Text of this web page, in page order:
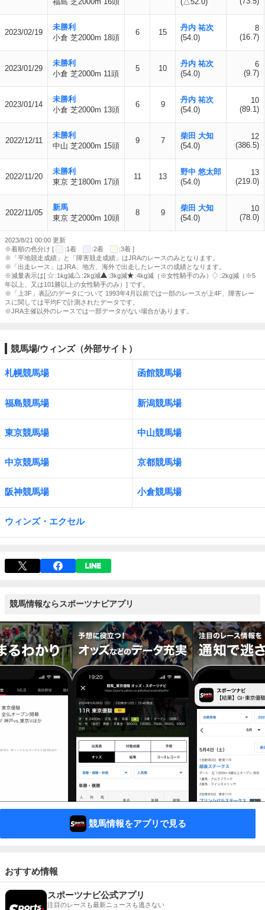
2023/02/19
未勝利
小倉 芝2000m 18頭
6 15
丹内 祐次
(54.0)
8
(16.7)
2023/01/29
未勝利
小倉 芝2000m 11頭
5 10
丹内 祐次
(54.0)
6
(9.7)
2023/01/14
未勝利
小倉 芝2000m 13頭
6 9
丹内 祐次
(54.0)
10
(89.1)
2022/12/11
未勝利
中山 芝2000m 15頭
9 7
柴田 大知
(54.0)
12
(386.5)
2022/11/20
未勝利
東京 芝1800m 17頭
11 13
野中 悠太郎
(54.0)
13
(219.0)
2022/11/05
新馬
東京 芝2000m 10頭
8 9
柴田 大知
(54.0)
10
(78.0)
2023/8/21 00:00 更新
※着順の色分け [
:1着 :2着
:3着 ]
※「平地競走成績」と「障害競走成績」はJRAのレースのみとなります。
※「出走レース」はJRA、地方、海外で出走したレースの成績となります。
※減量表示は[
:1kg減 :2kg減 :3kg減 :4kg減（※女性騎手のみ）
:2kg減（※5
年以上、又は101勝以上の女性騎手のみ）] です。
※「上3F」表記のデータについて 1993年4月以前では一部のレースが上4F、障害レー
スに関しては平均Fで計測されたデータです。
※JRA主催以外のレースでは一部データがない場合があります。
競馬場/ウィンズ（外部サイト）
札幌競馬場 函館競馬場
福島競馬場 新潟競馬場
東京競馬場 中山競馬場
中京競馬場 京都競馬場
阪神競馬場 小倉競馬場
ウィンズ・エクセル
競馬情報ならスポーツナビアプリ
競馬情報をアプリで見る
おすすめ情報
スポーツナビ公式アプリ
注目のレースも最新ニュースも逃さない